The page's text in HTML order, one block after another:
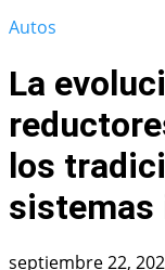
Autos
La
los
sistemas
septiembre 22,